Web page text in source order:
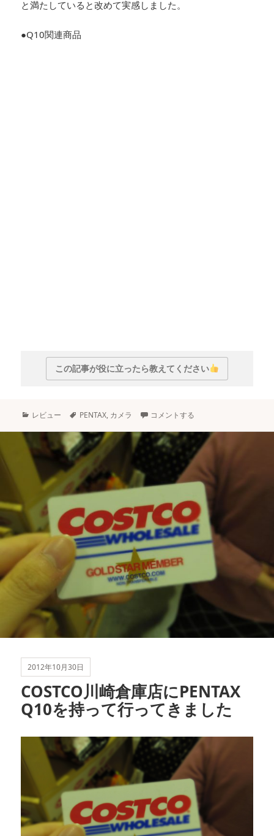
と満たしていると改めて実感しました。
●Q10関連商品
この記事が役に立ったら教えてください
カ
リ
ー
レビュー
タ
PENTAX, カメラ コメントする
2012年10月30日
COSTCO川崎倉庫店にPENTAX
Q10を持って行ってきました